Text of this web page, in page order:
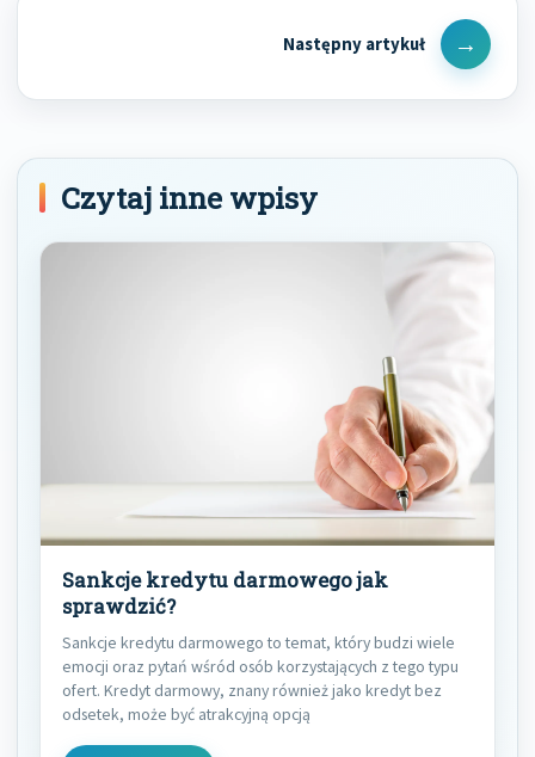
Next
Post
Czytaj inne wpisy
Sankcje kredytu darmowego jak
sprawdzić?
Sankcje kredytu darmowego to temat, który budzi wiele
emocji oraz pytań wśród osób korzystających z tego typu
ofert. Kredyt darmowy, znany również jako kredyt bez
odsetek, może być atrakcyjną opcją